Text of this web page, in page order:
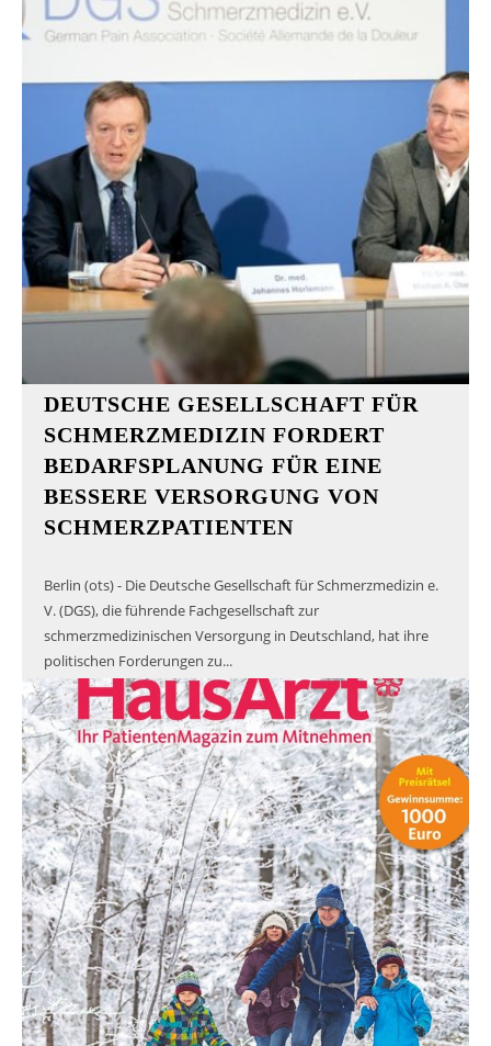
DEUTSCHE GESELLSCHAFT FÜR
SCHMERZMEDIZIN FORDERT
BEDARFSPLANUNG FÜR EINE
BESSERE VERSORGUNG VON
SCHMERZPATIENTEN
Berlin (ots) - Die Deutsche Gesellschaft für Schmerzmedizin e.
V. (DGS), die führende Fachgesellschaft zur
schmerzmedizinischen Versorgung in Deutschland, hat ihre
politischen Forderungen zu...